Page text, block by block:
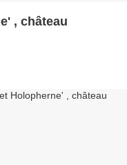
, château